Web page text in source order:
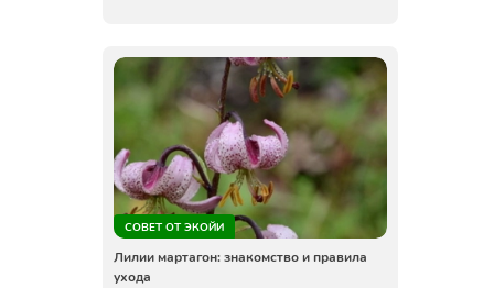
СОВЕТ ОТ ЭКОЙИ
Лилии мартагон: знакомство и правила
ухода